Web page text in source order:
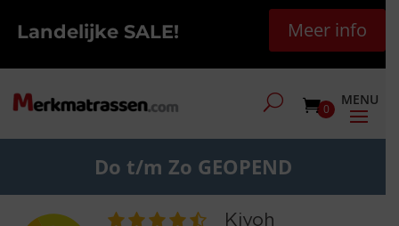
Landelijke SALE! Meer info
0
Do t/m Zo GEOPEND